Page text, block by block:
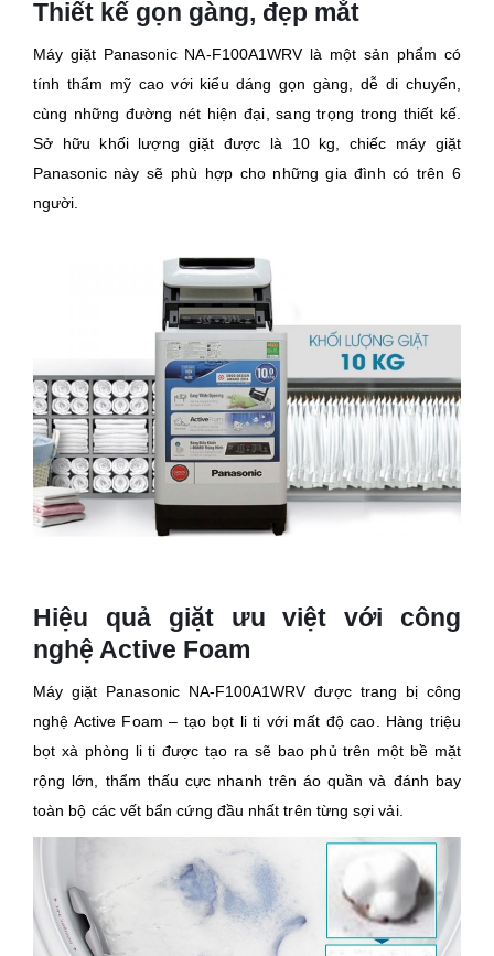
Thiết kế gọn gàng, đẹp mắt
Máy giặt Panasonic NA-F100A1WRV là một sản phẩm có
tính thẩm mỹ cao với kiểu dáng gọn gàng, dễ di chuyển,
cùng những đường nét hiện đại, sang trọng trong thiết kế.
Sở hữu khối lượng giặt được là 10 kg, chiếc máy giặt
Panasonic này sẽ phù hợp cho những gia đình có trên 6
người.
Hiệu quả giặt ưu việt với công
nghệ Active Foam
Máy giặt Panasonic NA-F100A1WRV được trang bị công
nghệ Active Foam – tạo bọt li ti với mất độ cao. Hàng triệu
bọt xà phòng li ti được tạo ra sẽ bao phủ trên một bề mặt
rộng lớn, thẩm thấu cực nhanh trên áo quần và đánh bay
toàn bộ các vết bẩn cứng đầu nhất trên từng sợi vải.